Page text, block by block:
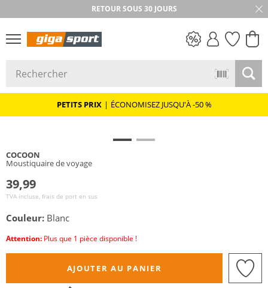
RETOUR SOUS 30 JOURS
PETITS PRIX | ÉCONOMISEZ JUSQU'À -50 %
COCOON
Moustiquaire de voyage
39,99
TVA incluse, frais de port en sus
Couleur: Blanc
Attention: Plus que 1 pièce disponible !
AJOUTER AU PANIER